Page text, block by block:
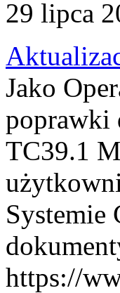
29 lipca
Jako
poprawki
TC39.1
Systemie
https://